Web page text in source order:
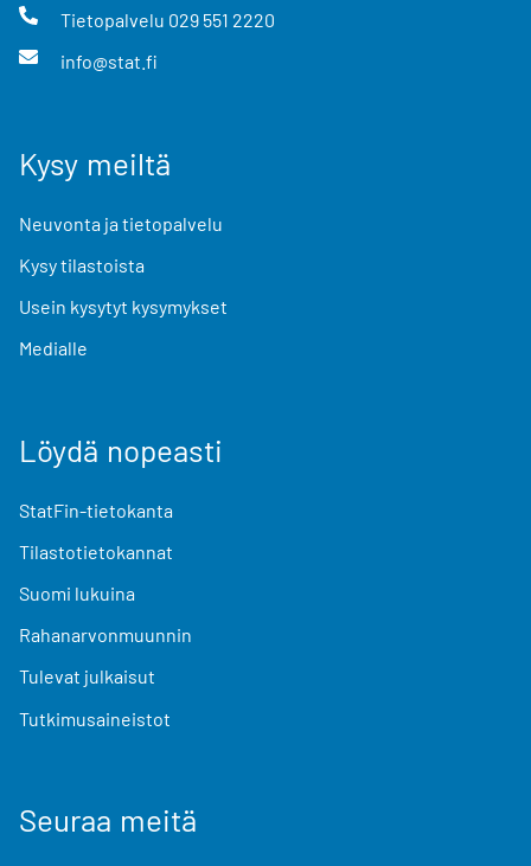
Tietopalvelu 029 551 2220
info@stat.fi
Kysy meiltä
Neuvonta ja tietopalvelu
Kysy tilastoista
Usein kysytyt kysymykset
Medialle
Löydä nopeasti
StatFin-tietokanta
Tilastotietokannat
Suomi lukuina
Rahanarvonmuunnin
Tulevat julkaisut
Tutkimusaineistot
Seuraa meitä